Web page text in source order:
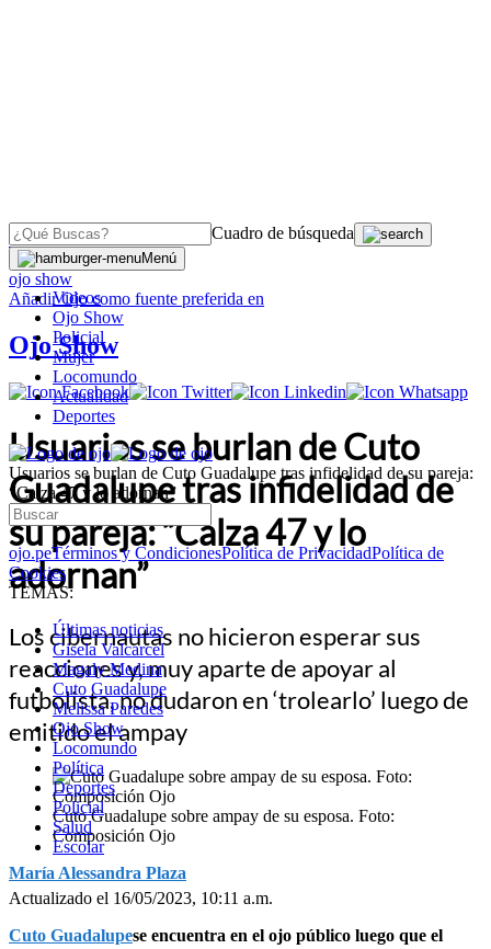
Cuadro de búsqueda
Menú
Videos
Ojo Show
Policial
Mujer
Locomundo
Actualidad
Deportes
Usuarios se burlan de Cuto Guadalupe tras infidelidad de su pareja:
“Calza 47 y lo adornan”
ojo.peTérminos y CondicionesPolítica de PrivacidadPolítica de
Cookies
TEMAS:
Últimas noticias
Gisela Valcarcel
Magaly Medina
Cuto Guadalupe
Melissa Paredes
Ojo Show
Locomundo
Política
Deportes
Policial
Salud
Escolar
OJO
ojo show
AñadirOjocomo fuente preferida en
Ojo Show
Usuarios se burlan de Cuto
Guadalupe tras infidelidad de
su pareja: “Calza 47 y lo
adornan”
Los cibernautas no hicieron esperar sus
reacciones y, muy aparte de apoyar al
futbolista, no dudaron en ‘trolearlo’ luego de
emitido el ampay
Cuto Guadalupe sobre ampay de su esposa. Foto:
Composición Ojo
María Alessandra Plaza
Actualizado el 16/05/2023, 10:11 a.m.
Cuto Guadalupese encuentra en el ojo público luego que el